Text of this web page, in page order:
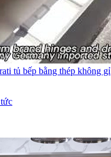
tủ bếp bằng thép không gỉ